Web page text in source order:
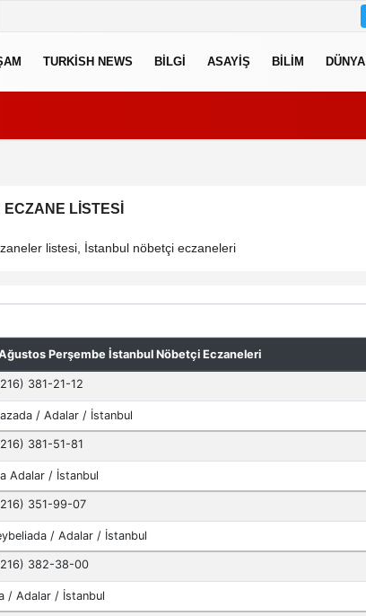
TURKISH NEWS BILGI ASAYIŞ BILIM DÜNYA
LISTESI
listesi, İstanbul nöbetçi eczaneleri